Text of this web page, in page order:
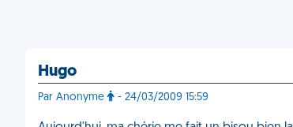
Hugo
Par Anonyme - 24/03/2009 15:59